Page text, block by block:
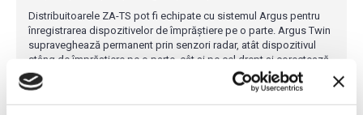
Distribuitoarele ZA-TS pot fi echipate cu sistemul Argus pentru
înregistrarea dispozitivelor de împrăștiere pe o parte. Argus Twin
supraveghează permanent prin senzori radar, atât dispozitivul
stâng de împrăștiere pe o parte, cât și pe cel drept și corectează
automat, la nevoie, sistemul electric de alimentare, independent
unul de celălalt.